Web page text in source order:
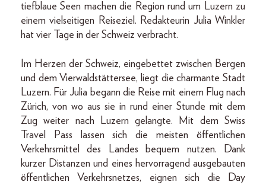
tiefblaue Seen machen die Region rund um Luzern zu
einem vielseitigen Reiseziel. Redakteurin Julia Winkler
hat vier Tage in der Schweiz verbracht.
Im Herzen der Schweiz, eingebettet zwischen Bergen
und dem Vierwaldstättersee, liegt die charmante Stadt
Luzern. Für Julia begann die Reise mit einem Flug nach
Zürich, von wo aus sie in rund einer Stunde mit dem
Zug weiter nach Luzern gelangte. Mit dem Swiss
Travel Pass lassen sich die meisten öffentlichen
Verkehrsmittel des Landes bequem nutzen. Dank
kurzer Distanzen und eines hervorragend ausgebauten
öffentlichen Verkehrsnetzes, eignen sich die Day